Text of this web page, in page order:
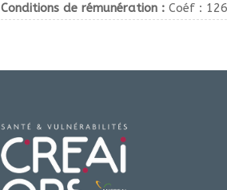
Conditions de rémunération : Coéf :